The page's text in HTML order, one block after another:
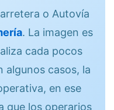
o Autovía
. La imagen es
cada pocos
algunos casos, la
en ese
que los operarios